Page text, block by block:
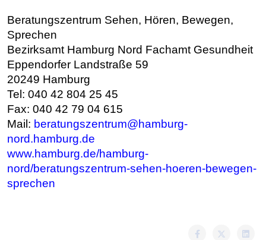
Beratungszentrum Sehen, Hören, Bewegen,
Sprechen
Bezirksamt Hamburg Nord Fachamt Gesundheit
Eppendorfer Landstraße 59
20249 Hamburg
Tel: 040 42 804 25 45
Fax: 040 42 79 04 615
Mail: beratungszentrum@hamburg-
nord.hamburg.de
www.hamburg.de/hamburg-
nord/beratungszentrum-sehen-hoeren-bewegen-
sprechen